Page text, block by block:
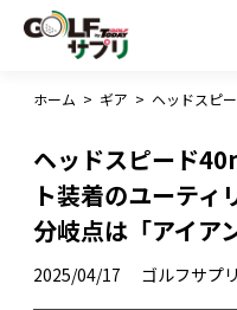
ホーム > ギア >
ヘッドスピード
ト装着のユーティ
分岐点は「アイア
2025/04/17 ゴルフサプ